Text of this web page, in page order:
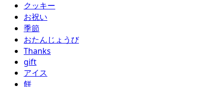
クッキー
お祝い
季節
おたんじょうび
Thanks
gift
アイス
餅